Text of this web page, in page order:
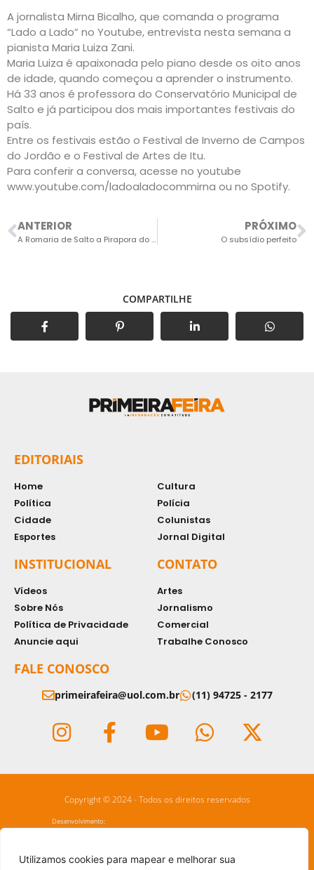
Utilizamos cookies para mapear e melhorar sua
A jornalista Mirna Bicalho, que comanda o programa
“Lado a Lado” no Youtube, entrevista nesta semana a
pianista Maria Luiza Zani.
Maria Luiza é apaixonada pelo piano desde os oito anos
de idade, quando começou a aprender o instrumento.
Há 33 anos é professora do Conservatório Municipal de
Salto e já participou dos mais importantes festivais do
país.
Entre os festivais estão o Festival de Inverno de Campos
do Jordão e o Festival de Artes de Itu.
Para conferir a conversa, acesse no youtube
www.youtube.com/ladoaladocommirna ou no Spotify.
ANTERIOR
A Romaria de Salto a Pirapora do Bom Jesus
PRÓXIMO
O subsídio perfeito
COMPARTILHE
EDITORIAIS
Home
Política
Cidade
Esportes
Cultura
Polícia
Colunistas
Jornal Digital
INSTITUCIONAL
Vídeos
Sobre Nós
Política de Privacidade
Anuncie aqui
CONTATO
Artes
Jornalismo
Comercial
Trabalhe Conosco
FALE CONOSCO
primeirafeira@uol.com.br (11) 94725 - 2177
Copyright © 2024 - Todos os direitos reservados
Desenvolvimento: